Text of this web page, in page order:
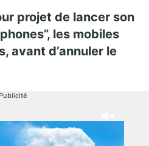
projet de lancer son
les mobiles
avant d’annuler le
Publicité